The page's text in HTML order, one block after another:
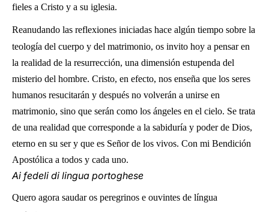
fieles a Cristo y a su iglesia.
Reanudando las reflexiones iniciadas hace algún tiempo sobre la
teología del cuerpo y del matrimonio, os invito hoy a pensar en
la realidad de la resurrección, una dimensión estupenda del
misterio del hombre. Cristo, en efecto, nos enseña que los seres
humanos resucitarán y después no volverán a unirse en
matrimonio, sino que serán como los ángeles en el cielo. Se trata
de una realidad que corresponde a la sabiduría y poder de Dios,
eterno en su ser y que es Señor de los vivos. Con mi Bendición
Apostólica a todos y cada uno.
Ai fedeli di lingua portoghese
Quero agora saudar os peregrinos e ouvintes de língua